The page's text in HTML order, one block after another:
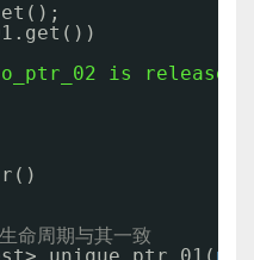
is released"
命周期与其一致